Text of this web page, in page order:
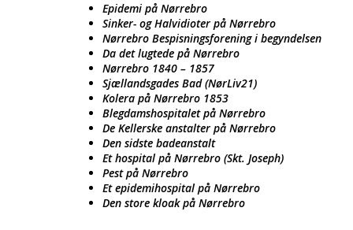
Epidemi på Nørrebro
Sinker- og Halvidioter på Nørrebro
Nørrebro Bespisningsforening i begyndelsen
Da det lugtede på Nørrebro
Nørrebro 1840 – 1857
Sjællandsgades Bad (NørLiv21)
Kolera på Nørrebro 1853
Blegdamshospitalet på Nørrebro
De Kellerske anstalter på Nørrebro
Den sidste badeanstalt
Et hospital på Nørrebro (Skt. Joseph)
Pest på Nørrebro
Et epidemihospital på Nørrebro
Den store kloak på Nørrebro